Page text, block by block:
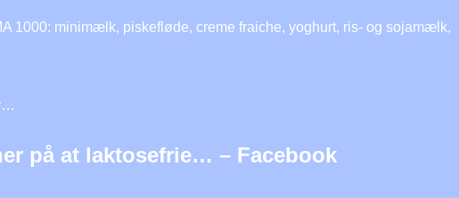
1000: minimælk, piskefløde, creme fraiche, yoghurt, ris- og sojamælk,
på at laktosefrie… – Facebook